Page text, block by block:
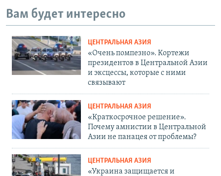
Вам будет интересно
ЦЕНТРАЛЬНАЯ АЗИЯ
«Очень помпезно». Кортежи
президентов в Центральной Азии
и эксцессы, которые с ними
связывают
ЦЕНТРАЛЬНАЯ АЗИЯ
«Краткосрочное решение».
Почему амнистии в Центральной
Азии не панацея от проблемы?
ЦЕНТРАЛЬНАЯ АЗИЯ
«Украина защищается и